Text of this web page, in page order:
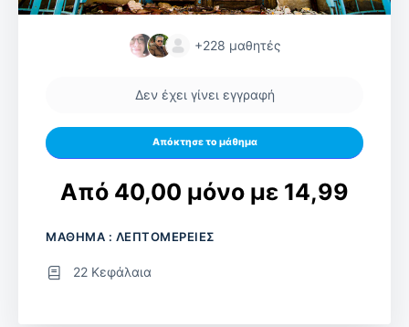
+228 μαθητές
Δεν έχει γίνει εγγραφή
Απόκτησε το μάθημα
Από 40,00 μόνο με 14,99
ΜΑΘΗΜΑ : ΛΕΠΤΟΜΕΡΕΙΕΣ
22 Κεφάλαια